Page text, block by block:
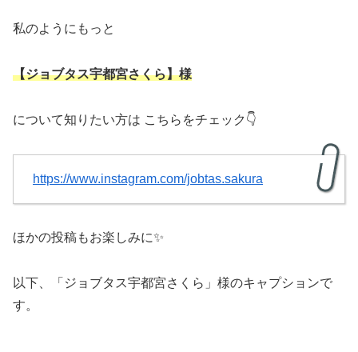
私のようにもっと
【ジョブタス宇都宮さくら】様
について知りたい方は こちらをチェック👇
https://www.instagram.com/jobtas.sakura
ほかの投稿もお楽しみに✨
以下、「ジョブタス宇都宮さくら」様のキャプションで
す。